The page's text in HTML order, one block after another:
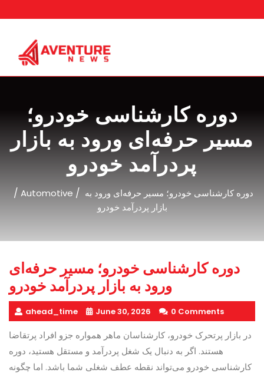
to
دوره کارشناسی خودرو؛
مسیر حرفه‌ای ورود به بازار
پردرآمد خودرو
/ Automotive /
بازار پردرآمد خودرو
دوره کارشناسی خودرو؛ مسیر حرفه‌ای
ورود به بازار پردرآمد خودرو
ahead_time June 30, 2026 0 Comments
در بازار پرتحرک خودرو، کارشناسان ماهر همواره جزو افراد پرتقاضا
هستند. اگر به دنبال یک شغل پردرآمد و مستقل هستید، دوره
کارشناسی خودرو می‌تواند نقطه عطف شغلی شما باشد. اما چگونه